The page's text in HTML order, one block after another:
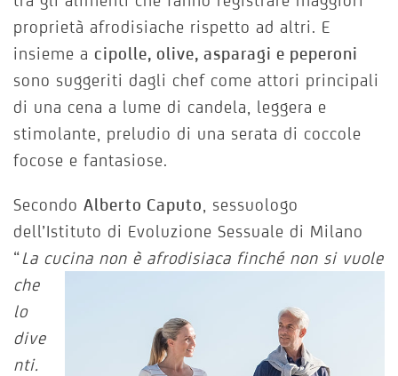
proprietà afrodisiache rispetto ad altri. E
insieme a cipolle, olive, asparagi e peperoni
sono suggeriti dagli chef come attori principali
di una cena a lume di candela, leggera e
stimolante, preludio di una serata di coccole
focose e fantasiose.
Secondo Alberto Caputo , sessuologo
dell’Istituto di Evoluzione Sessuale di Milano
“La cucina non è afrodisiaca finché non si vuole
che
lo
dive
nti.